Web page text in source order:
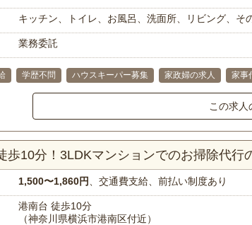
キッチン、トイレ、お風呂、洗面所、リビング、そ
業務委託
学歴不問 ハウスキーパー募集 家政婦の求人 家事
この求人
歩10分！3LDKマンションでのお掃除代行
1,500〜1,860円 、交通費支給、前払い制度あり
港南台 徒歩10分
（神奈川県横浜市港南区付近）